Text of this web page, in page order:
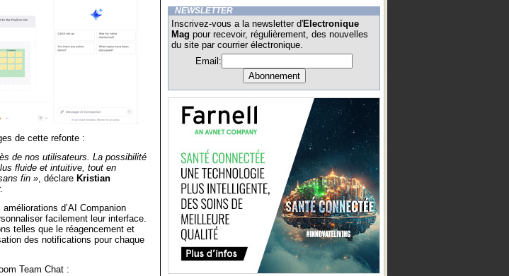
de cette refonte :
de nos utilisateurs. La possibilité
fluide et intuitive, tout en
fin », déclare Kristian
d’AI Companion
facilement leur interface.
telles que le réagencement et
des notifications pour chaque
Team Chat :
NEWSLETTER
Inscrivez-vous a la newsletter d'Electronique
Mag pour recevoir, régulièrement, des nouvelles
du site par courrier électronique.
Email: